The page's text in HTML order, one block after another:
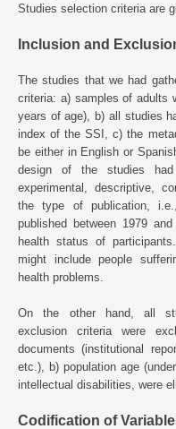
Studies selection criteria are
Inclusion and
The studies that we had
criteria: a) samples of adults
years of age), b) all studies
index of the SSI, c) the
be either in English or
design of the studies
experimental, descriptive,
the type of publication,
published between 1979
health status of
might include people
health problems.
On the other hand, all
exclusion criteria were
documents (institutional
etc.), b) population age
intellectual disabilities, were
Codification of